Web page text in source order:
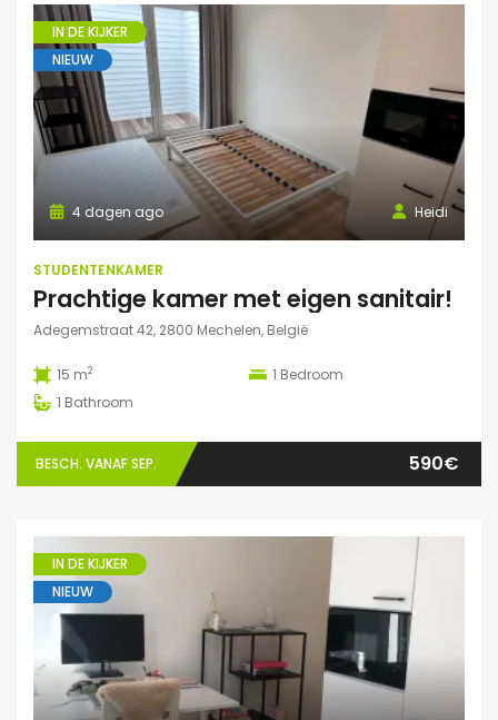
IN DE KIJKER
NIEUW
Heidi
4 dagen ago
STUDENTENKAMER
Prachtige kamer met eigen sanitair!
Adegemstraat 42, 2800 Mechelen, België
15 m2 1 Bedroom
1 Bathroom
BESCH. VANAF SEP. 590€
IN DE KIJKER
NIEUW